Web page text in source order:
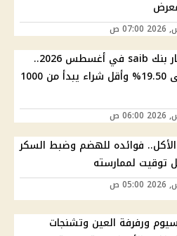
شهادات ادخار بنك saib في أغسطس 2026..
عائد يصل إلى 19.50% وأقل شراء يبدأ من 1000
فوائده للهضم وضبط السكر
توقيت لممارسته
ورفرفة العين وتشنجات